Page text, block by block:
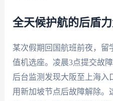
全天候护航的后盾
某次假期回国航班前夜，留
值机选座。凌晨3点提交故
后台监测发现大阪至上海入
用新加坡节点后故障解除。